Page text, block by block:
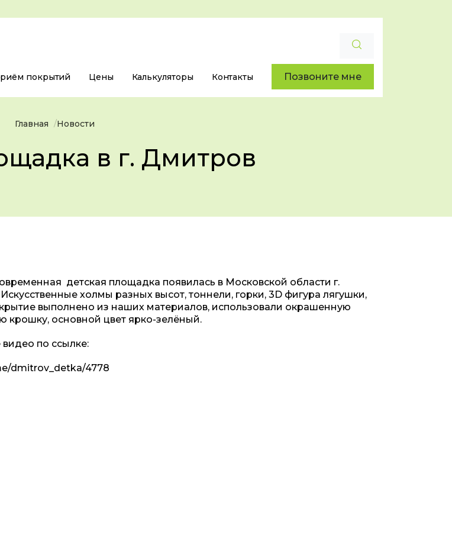
покрытий Цены Калькуляторы Контакты Позвоните мне
Главная Новости
в г. Дмитров
детская площадка появилась в Московской области г.
холмы разных высот, тоннели, горки, 3D фигура лягушки,
выполнено из наших материалов, использовали окрашенную
крошку, основной цвет ярко-зелёный.
по ссылке:
dmitrov_detka/4778